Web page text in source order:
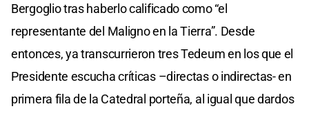
Bergoglio tras haberlo calificado como “el
representante del Maligno en la Tierra”. Desde
entonces, ya transcurrieron tres Tedeum en los que el
Presidente escucha críticas –directas o indirectas- en
primera fila de la Catedral porteña, al igual que dardos